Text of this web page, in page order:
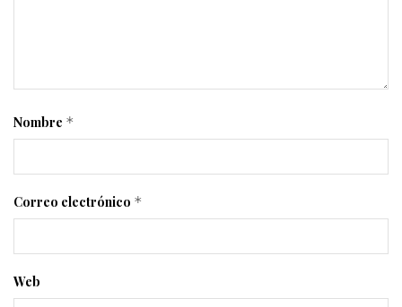
Nombre *
Correo electrónico *
Web